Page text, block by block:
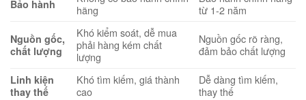
Bảo hành
hãng
từ 1-2 năm
Nguồn gốc,
chất lượng
Khó kiểm soát, dễ mua
phải hàng kém chất
lượng
Nguồn gốc rõ ràng,
đảm bảo chất lượng
Linh kiện
thay thế
Khó tìm kiếm, giá thành
cao
Dễ dàng tìm kiếm,
thay thế